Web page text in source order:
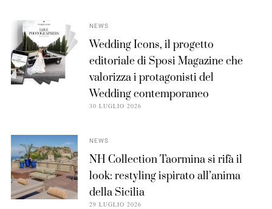
NEWS
Wedding Icons, il progetto
editoriale di Sposi Magazine che
valorizza i protagonisti del
Wedding contemporaneo
30 LUGLIO 2026
NEWS
NH Collection Taormina si rifà il
look: restyling ispirato all’anima
della Sicilia
29 LUGLIO 2026